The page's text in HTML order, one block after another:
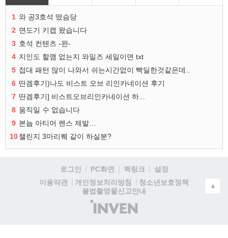
1 와 공3호석 떴슴당
2 면도기 키캡 왔습니다
3 호석 컨텐츠 -완-
4 지인도 할깸 없는지 와일즈 세일이면 txt
5 접대 패턴 많이 나와서 쉬는시간없이 빡딜한것같은데..
6 딴겜후기)나도 비스트 오브 리인카네이션 후기
7 딴겜후기] 비스트오브리인카네이션 하...
8 움직일 수 없습니다
9 본늅 아티어 렌스 제발…
10챌린지 3마리퀘 같이 하실분?
로그인 PC화면 퀵링크
설정
이용약관
개인정보처리방침
청소년보호정책
불법촬영물신고안내
(주)
인
▲